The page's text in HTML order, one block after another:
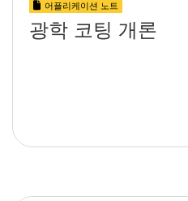
어플리케이션 노트
광학 코팅 개론